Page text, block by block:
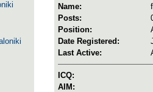
Name:
Posts:
Position:
Date Registered:
Last Active:
ICQ:
AIM: